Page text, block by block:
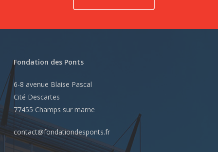
Fondation des Ponts
6-8 avenue Blaise Pascal
Cité Descartes
77455 Champs sur marne
contact@fondationdesponts.fr